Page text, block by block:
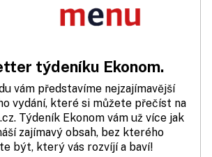
týdeníku Ekonom.
vám představíme nejzajímavější
vydání, které si můžete přečíst na
Týdeník Ekonom vám už více jak
zajímavý obsah, bez kterého
být, který vás rozvíjí a baví!